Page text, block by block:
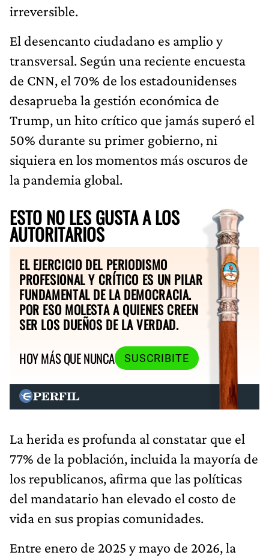
irreversible.
El desencanto ciudadano es amplio y
transversal. Según una reciente encuesta
de CNN, el 70% de los estadounidenses
desaprueba la gestión económica de
Trump, un hito crítico que jamás superó el
50% durante su primer gobierno, ni
siquiera en los momentos más oscuros de
la pandemia global.
ESTO NO LES GUSTA A LOS
AUTORITARIOS
EL EJERCICIO DEL PERIODISMO
PROFESIONAL Y CRÍTICO ES UN PILAR
FUNDAMENTAL DE LA DEMOCRACIA.
POR ESO MOLESTA A QUIENES CREEN
SER LOS DUEÑOS DE LA VERDAD.
HOY MÁS QUE NUNCA
SUSCRIBITE
La herida es profunda al constatar que el
77% de la población, incluida la mayoría de
los republicanos, afirma que las políticas
del mandatario han elevado el costo de
vida en sus propias comunidades.
Entre enero de 2025 y mayo de 2026, la